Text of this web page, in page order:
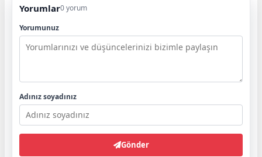
Yorumlar0 yorum
Yorumunuz
Adınız soyadınız
Gönder